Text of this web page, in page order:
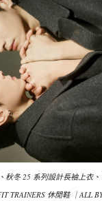
秋冬 25 系列設計長袖上衣
TRAINERS 休閒鞋 ｜ALL